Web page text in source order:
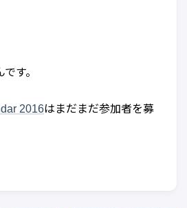
です。
2016はまだまだ参加者を募